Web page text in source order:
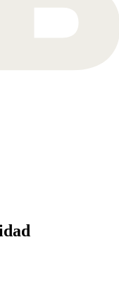
del sector hotelero.